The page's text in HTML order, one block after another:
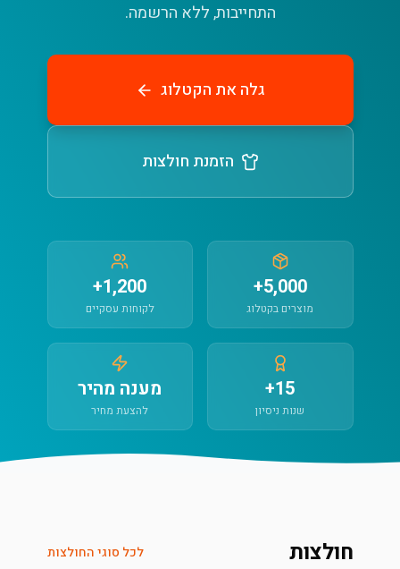
התחייבות, ללא הרשמה.
גלה את הקטלוג
הזמנת חולצות
5,000+
מוצרים בקטלוג
1,200+
לקוחות עסקיים
15+
שנות ניסיון
מענה מהיר
להצעת מחיר
חולצות לכל סוגי החולצות